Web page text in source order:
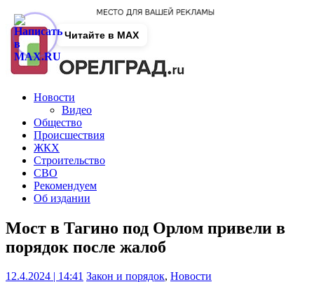
Новости
Видео
Общество
Происшествия
ЖКХ
Строительство
СВО
Рекомендуем
Об издании
Мост в Тагино под Орлом привели в
порядок после жалоб
12.4.2024 | 14:41 Закон и порядок, Новости
Читайте в MAX